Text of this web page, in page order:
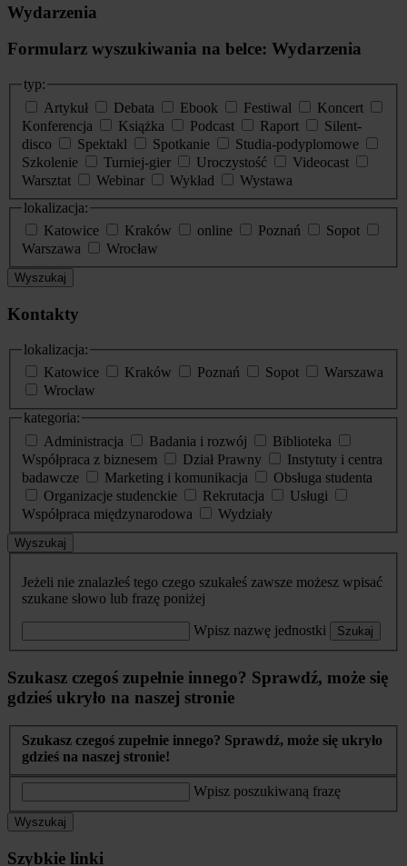
Wydarzenia
Formularz wyszukiwania na belce: Wydarzenia
typ:
Artykuł
Debata Ebook Festiwal
Koncert
Konferencja
Książka Podcast Raport
Silent-
disco
Spektakl Spotkanie
Studia-podyplomowe
Szkolenie
Turniej-gier Uroczystość
Videocast
Warsztat
Webinar Wykład
Wystawa
lokalizacja:
Katowice
Kraków online Poznań
Sopot
Warszawa
Wrocław
Wyszukaj
Kontakty
lokalizacja:
Katowice
Kraków Poznań Sopot
Warszawa
Wrocław
kategoria:
Administracja
Badania i rozwój
Biblioteka
Współpraca z biznesem
Dział Prawny
Instytuty i centra
badawcze
Marketing i komunikacja
Obsługa studenta
Organizacje studenckie
Rekrutacja
Usługi
Współpraca międzynarodowa
Wydziały
Wyszukaj
Jeżeli nie znalazłeś tego czego szukałeś zawsze możesz wpisać
szukane słowo lub frazę poniżej
Wpisz nazwę jednostki Szukaj
Szukasz czegoś zupełnie innego? Sprawdź, może się
gdzieś ukryło na naszej stronie
Szukasz czegoś zupełnie innego? Sprawdź, może się ukryło
gdzieś na naszej stronie!
Wpisz poszukiwaną frazę
Wyszukaj
Szybkie linki